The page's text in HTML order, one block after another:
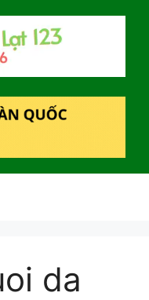
da